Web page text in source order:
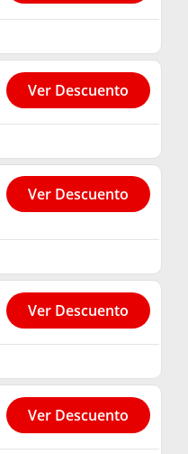
Ver Descuento
Ver Descuento
Ver Descuento
Ver Descuento